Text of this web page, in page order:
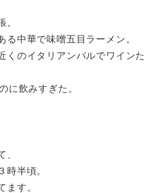
。
る中華で味噌五目ラーメン。
くのイタリアンバルでワインた
に飲みすぎた。
、
時半頃。
ます。